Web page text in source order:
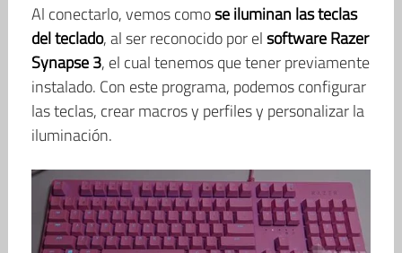
Al conectarlo, vemos comose iluminan las teclas
del teclado, al ser reconocido por elsoftware Razer
Synapse 3, el cual tenemos que tener previamente
instalado. Con este programa, podemos configurar
las teclas, crear macros y perfiles y personalizar la
iluminación.